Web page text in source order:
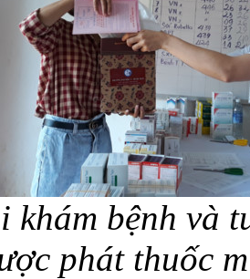
khám bệnh và
phát thuốc